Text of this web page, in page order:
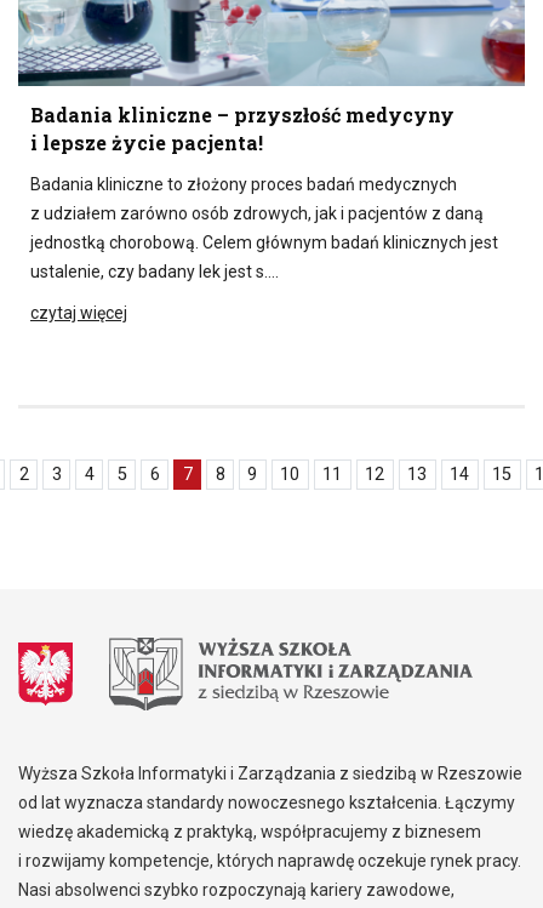
Badania kliniczne – przyszłość medycyny
i lepsze życie pacjenta!
Badania kliniczne to złożony proces badań medycznych
z udziałem zarówno osób zdrowych, jak i pacjentów z daną
jednostką chorobową. Celem głównym badań klinicznych jest
ustalenie, czy badany lek jest s….
czytaj więcej
2 3 4 5 6 7 8 9 10 11 12 13 14 15
Wyższa Szkoła Informatyki i Zarządzania z siedzibą w Rzeszowie
od lat wyznacza standardy nowoczesnego kształcenia. Łączymy
wiedzę akademicką z praktyką, współpracujemy z biznesem
i rozwijamy kompetencje, których naprawdę oczekuje rynek pracy.
Nasi absolwenci szybko rozpoczynają kariery zawodowe,